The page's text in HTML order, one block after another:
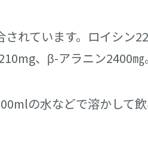
れています。ロイシン
、β-アラニン2400㎎。
の水などで溶かして